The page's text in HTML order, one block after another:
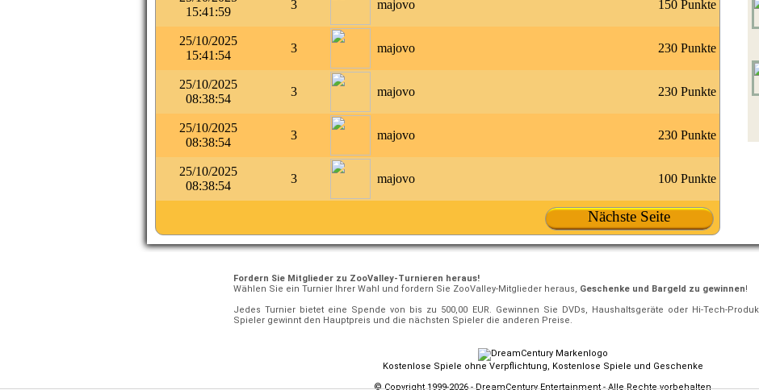
15:41:59
3 majovo 150 Punkte
25/10/2025
15:41:54
3 majovo 230 Punkte
25/10/2025
08:38:54
3 majovo 230 Punkte
25/10/2025
08:38:54
3 majovo 230 Punkte
25/10/2025
08:38:54
3 majovo 100 Punkte
Nächste Seite
Fordern Sie Mitglieder zu ZooValley-Turnieren heraus!
Wählen Sie ein Turnier Ihrer Wahl und fordern Sie ZooValley-Mitglieder heraus, Geschenke und Bargeld zu gewinnen!
Jedes Turnier bietet eine Spende von bis zu 500,00 EUR. Gewinnen Sie DVDs, Haushaltsgeräte oder Hi-Tech-
Spieler gewinnt den Hauptpreis und die nächsten Spieler die anderen Preise.
Kostenlose Spiele ohne Verpflichtung, Kostenlose Spiele und Geschenke
© Copyright 1999-2026 - DreamCentury Entertainment - Alle Rechte vorbehalten